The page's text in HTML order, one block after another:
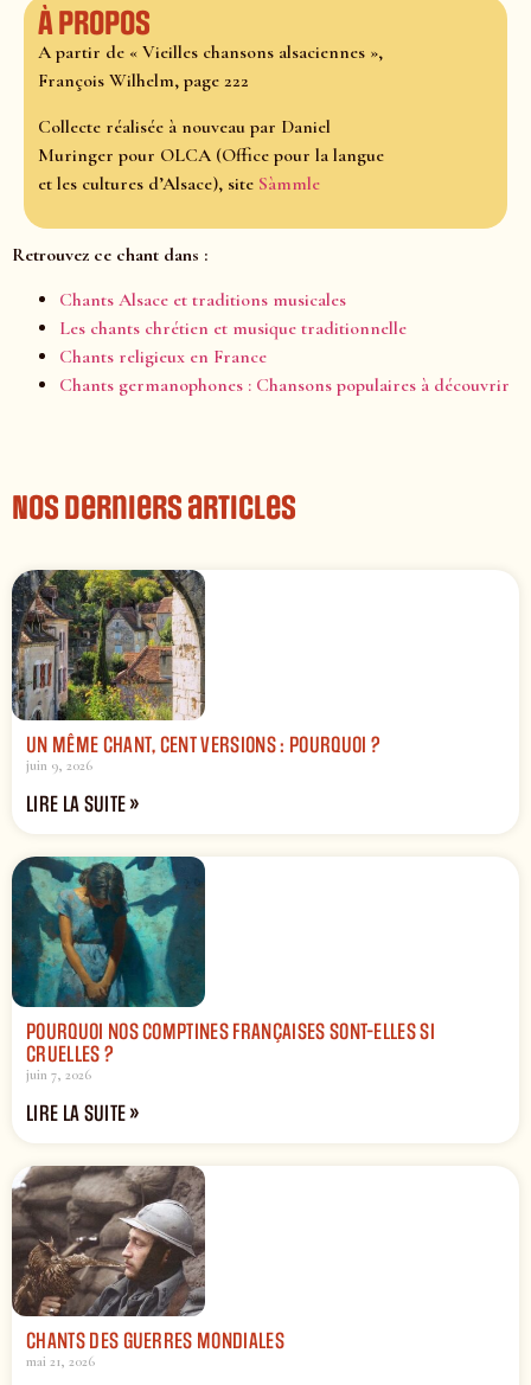
À propos
A partir de « Vieilles chansons alsaciennes »,
François Wilhelm, page 222
Collecte réalisée à nouveau par Daniel
Muringer pour OLCA (Office pour la langue
et les cultures d’Alsace), site Sàmmle
Retrouvez ce chant dans :
Chants Alsace et traditions musicales
Les chants chrétien et musique traditionnelle
Chants religieux en France
Chants germanophones : Chansons populaires à découvrir
Nos derniers articles
UN MÊME CHANT, CENT VERSIONS : POURQUOI ?
juin 9, 2026
LIRE LA SUITE »
POURQUOI NOS COMPTINES FRANÇAISES SONT-ELLES SI
CRUELLES ?
juin 7, 2026
LIRE LA SUITE »
CHANTS DES GUERRES MONDIALES
mai 21, 2026